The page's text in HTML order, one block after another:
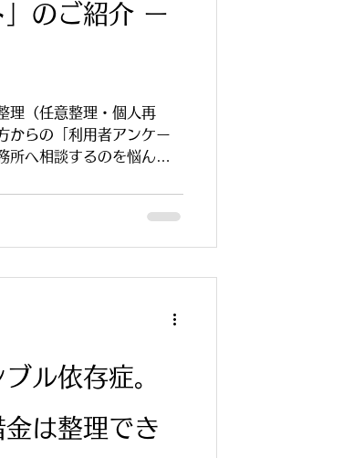
」のご紹介 ー
理（任意整理・個人再
からの「利用者アンケー
所へ相談するのを悩んで
ル依存症。
は整理でき